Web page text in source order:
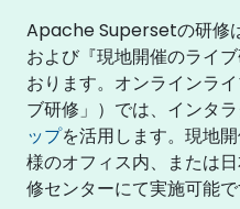
Apache Supersetの研修
および『現地開催のライ
おります。オンラインラ
ブ研修」）では、インタ
ップを活用します。現地
様のオフィス内、または
修センターにて実施可能で